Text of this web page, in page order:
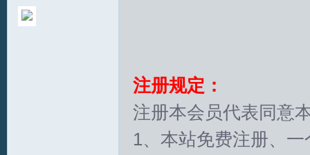
注册规定：
注册本会员代表同意
1、本站免费注册、